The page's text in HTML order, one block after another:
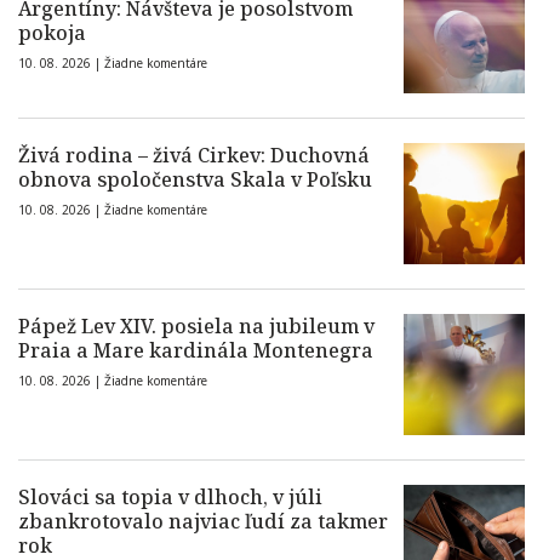
Argentíny: Návšteva je posolstvom
pokoja
10. 08. 2026 | Žiadne komentáre
Živá rodina – živá Cirkev: Duchovná
obnova spoločenstva Skala v Poľsku
10. 08. 2026 | Žiadne komentáre
Pápež Lev XIV. posiela na jubileum v
Praia a Mare kardinála Montenegra
10. 08. 2026 | Žiadne komentáre
Slováci sa topia v dlhoch, v júli
zbankrotovalo najviac ľudí za takmer
rok